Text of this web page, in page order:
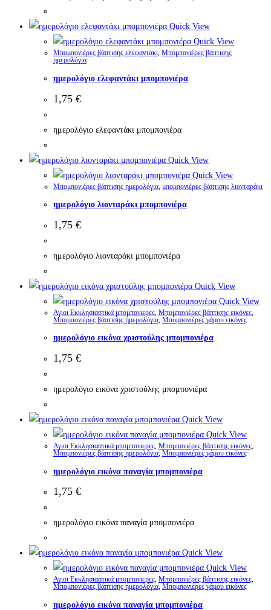
Quick View
Quick View
Μπομπονιέρες βάπτισης ελεφαντάκι, Μπομπονιέρες βάπτισης
ημερολόγια
ημερολόγιο ελεφαντάκι μπομπονιέρα
1,75 €
ημερολόγιο ελεφαντάκι μπομπονιέρα
Quick View
Quick View
Μπομπονιέρες βάπτισης ημερολόγια μπομπονιέρες βάπτισης λιονταράκι
ημερολόγιο λιονταράκι μπομπονιέρα
1,75 €
ημερολόγιο λιονταράκι μπομπονιέρα
Quick View
Quick View
Αγιοι Εκκλησιαστικά μπομπονιερες Μπομπονιέρες βάπτισης εικόνες
Μπομπονιέρες βάπτισης ημερολόγια Μπομπονιέρες γάμου εικόνες
ημερολόγιο εικόνα χριστούλης μπομπονιέρα
1,75 €
ημερολόγιο εικόνα χριστούλης μπομπονιέρα
Quick View
Quick View
Αγιοι Εκκλησιαστικά μπομπονιερες, Μπομπονιέρες βάπτισης εικόνες,
Μπομπονιέρες βάπτισης ημερολόγια, Μπομπονιέρες γάμου εικόνες
ημερολόγιο εικόνα παναγία μπομπονιέρα
1,75 €
ημερολόγιο εικόνα παναγία μπομπονιέρα
Quick View
Quick View
Αγιοι Εκκλησιαστικά μπομπονιερες, Μπομπονιέρες βάπτισης εικόνες,
Μπομπονιέρες βάπτισης ημερολόγια, Μπομπονιέρες γάμου εικόνες
ημερολόγιο εικόνα παναγία μπομπονιέρα